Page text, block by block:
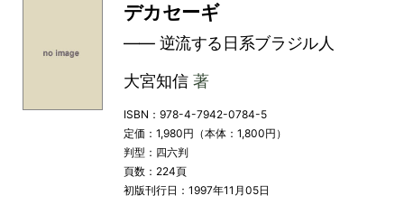
デカセーギ
―― 逆流する日系ブラジル人
大宮知信著
ISBN：978-4-7942-0784-5
定価：1,980円（本体：1,800円）
判型：四六判
頁数：224頁
初版刊行日：1997年11月05日